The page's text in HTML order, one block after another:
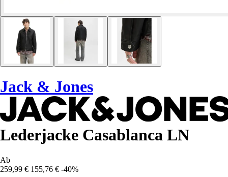
Jack & Jones
Lederjacke Casablanca LN
Ab
259,99 € 155,76 € -40%